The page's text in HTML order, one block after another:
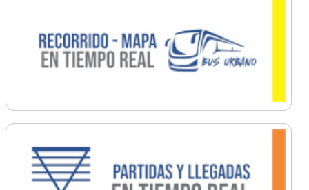
Ordenamiento
Promoción Social
Salud
Secretaría General